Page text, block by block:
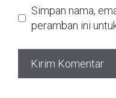
Simpan nama,
peramban ini